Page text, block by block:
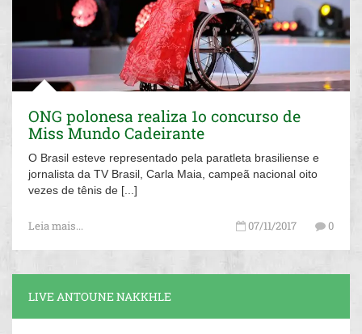
ONG polonesa realiza 1o concurso de
Miss Mundo Cadeirante
O Brasil esteve representado pela paratleta brasiliense e
jornalista da TV Brasil, Carla Maia, campeã nacional oito
vezes de tênis de [...]
Leia mais... 07/11/2017 0
LIVE ANTOUNE NAKKHLE